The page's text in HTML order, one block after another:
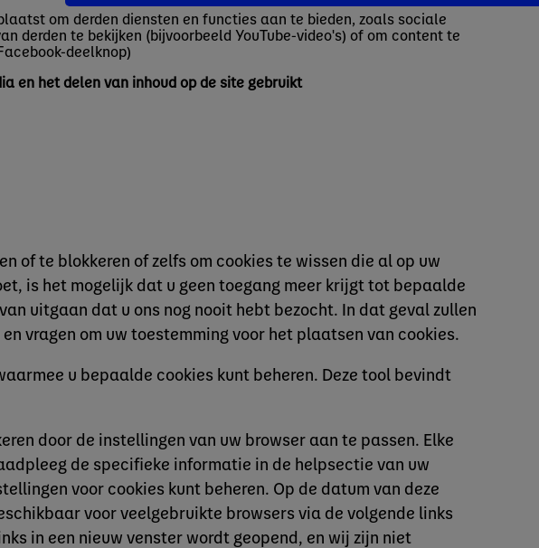
om derden diensten en functies aan te bieden, zoals sociale
derden te bekijken (bijvoorbeeld YouTube-video's) of om content te
deelknop)
en het delen van inhoud op de site gebruikt
of te blokkeren of zelfs om cookies te wissen die al op uw
is het mogelijk dat u geen toegang meer krijgt tot bepaalde
uitgaan dat u ons nog nooit hebt bezocht. In dat geval zullen
vragen om uw toestemming voor het plaatsen van cookies.
u bepaalde cookies kunt beheren. Deze tool bevindt
door de instellingen van uw browser aan te passen. Elke
de specifieke informatie in de helpsectie van uw
voor cookies kunt beheren. Op de datum van deze
voor veelgebruikte browsers via de volgende links
in een nieuw venster wordt geopend, en wij zijn niet